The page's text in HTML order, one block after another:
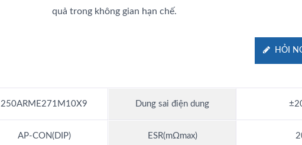
quả trong không gian hạn chế.
HỎI
250ARME271M10X9 Dung sai điện dung
AP-CON(DIP) ESR(mΩmax)